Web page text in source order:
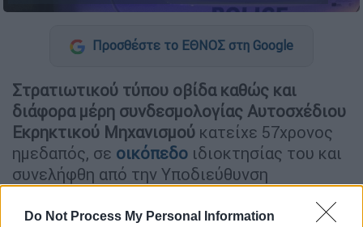
Do Not Process My Personal Information
Προσθέστε το ΕΘΝΟΣ στη Google
Στρατιωτικού τύπου οβίδα καθώς και
διάφορα μέρη συνδεσμολογίας Αυτοσχέδιου
Εκρηκτικού Μηχανισμού κατείχε 57χρονος
ημεδαπός, σε οικόπεδο ιδιοκτησίας του και
συνελήφθη από την Υποδιεύθυνση
Βορείου Ελλάδος.